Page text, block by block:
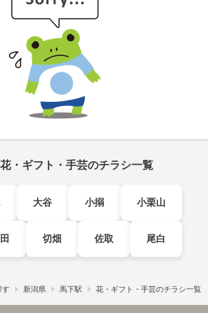
・ギフト・手芸のチラシ一覧
大谷 小搦 小栗山
切畑 佐取 尾白
す 新潟県 馬下駅 花・ギフト・手芸のチラシ一覧